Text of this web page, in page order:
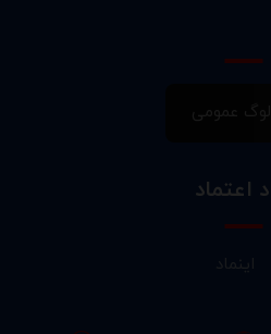
عمومی
اعتماد